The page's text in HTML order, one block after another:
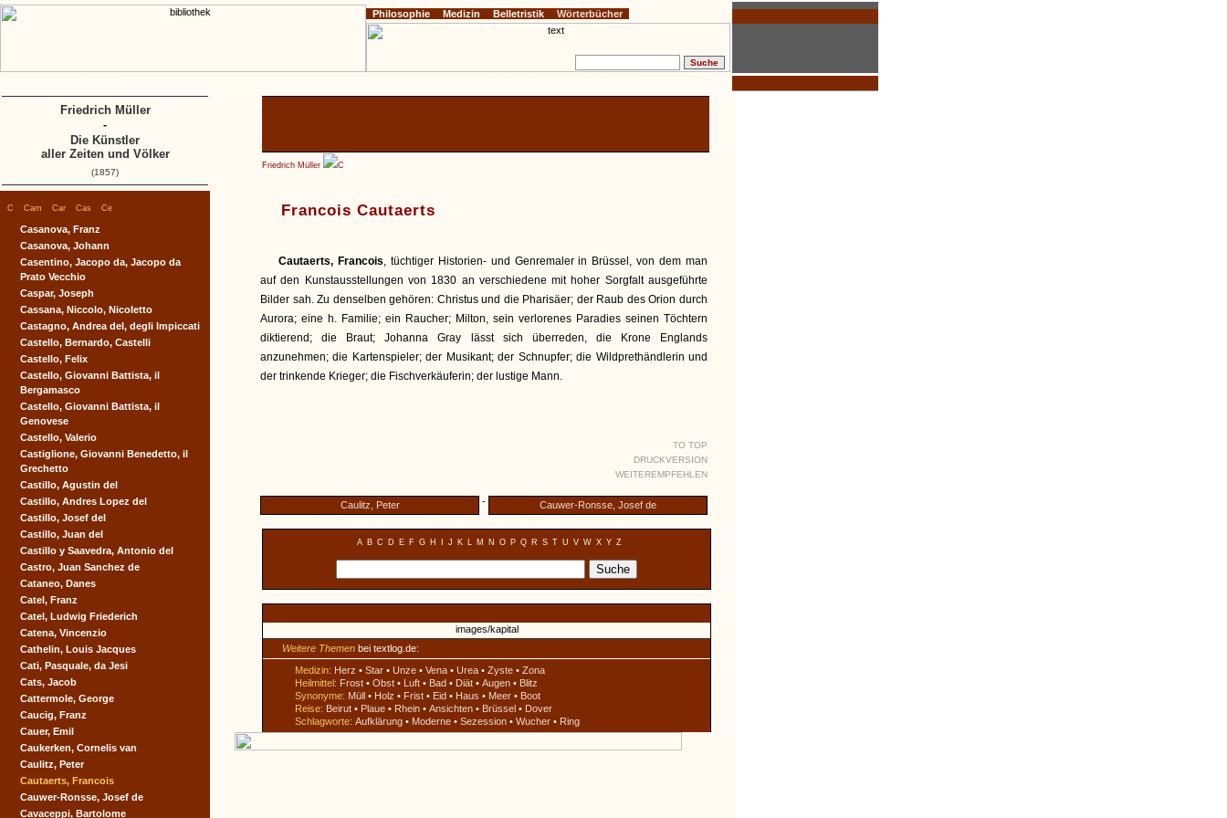
Friedrich Müller C
Francois Cautaerts
Cautaerts, Francois, tüchtiger Historien- und Genremaler in Brüssel, von dem man
auf den Kunstausstellungen von 1830 an verschiedene mit hoher Sorgfalt ausgeführte
Bilder sah. Zu denselben gehören: Christus und die Pharisäer; der Raub des Orion durch
Aurora; eine h. Familie; ein Raucher; Milton, sein verlorenes Paradies seinen Töchtern
diktierend; die Braut; Johanna Gray lässt sich überreden, die Krone Englands
anzunehmen; die Kartenspieler; der Musikant; der Schnupfer; die Wildprethändlerin und
der trinkende Krieger; die Fischverkäuferin; der lustige Mann.
TO TOP
DRUCKVERSION
WEITEREMPFEHLEN
Caulitz, Peter - Cauwer-Ronsse, Josef de
A B C D E F G H J K L M N O P Q R S T U V W X Y Z
Weitere Themen bei textlog.de:
Medizin: Herz • Star • Unze • Vena • Urea • Zyste • Zona
Heilmittel: Frost • Obst • Luft • Bad • Diät • Augen • Blitz
Synonyme: Müll • Holz • Frist • Eid • Haus • Meer • Boot
Reise: Beirut • Plaue • Rhein • Ansichten • Brüssel • Dover
Schlagworte: Aufklärung • Moderne • Sezession • Wucher • Ring
C Cam Car Cas Ce
Casanova, Franz
Casanova, Johann
Casentino, Jacopo da, Jacopo da
Prato Vecchio
Caspar, Joseph
Cassana, Niccolo, Nicoletto
Castagno, Andrea del, degli Impiccati
Castello, Bernardo, Castelli
Castello, Felix
Castello, Giovanni Battista, il
Bergamasco
Castello, Giovanni Battista, il
Genovese
Castello, Valerio
Castiglione, Giovanni Benedetto, il
Grechetto
Castillo, Agustin del
Castillo, Andres Lopez del
Castillo, Josef del
Castillo, Juan del
Castillo y Saavedra, Antonio del
Castro, Juan Sanchez de
Cataneo, Danes
Catel, Franz
Catel, Ludwig Friederich
Catena, Vincenzio
Cathelin, Louis Jacques
Cati, Pasquale, da Jesi
Cats, Jacob
Cattermole, George
Caucig, Franz
Cauer, Emil
Caukerken, Cornelis van
Caulitz, Peter
Cautaerts, Francois
Cauwer-Ronsse, Josef de
Cavaceppi, Bartolome
Philosophie Medizin Belletristik Wörterbücher
Friedrich Müller
-
Die Künstler
aller Zeiten und Völker
(1857)